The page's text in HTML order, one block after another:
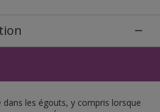
les égouts, y compris lorsque